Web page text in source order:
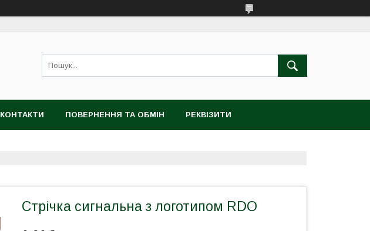
КОНТАКТИ ПОВЕРНЕННЯ ТА ОБМІН РЕКВІЗИТИ
Стрічка сигнальна з логотипом RDO